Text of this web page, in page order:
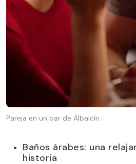
Pareja en un bar de Albaicín.
Baños árabes: una
historia